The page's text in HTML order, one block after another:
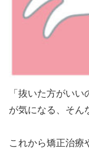
「抜いた方がい
が気になる、そん
これから矯正治療